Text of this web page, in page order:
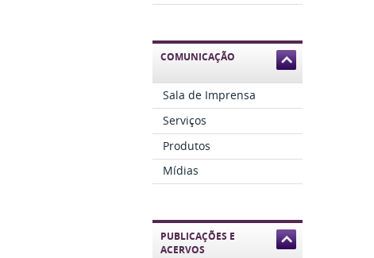
COMUNICAÇÃO
Sala de Imprensa
Serviços
Produtos
Mídias
PUBLICAÇÕES E
ACERVOS